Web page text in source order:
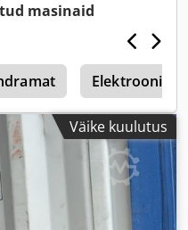
masinaid
Elektroonika
Väike kuulutus